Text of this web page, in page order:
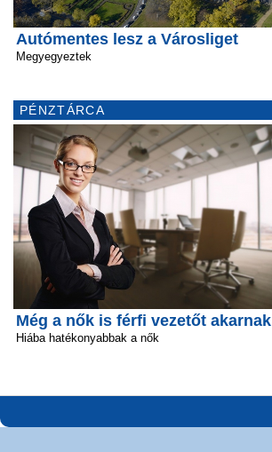
Autómentes lesz a Városliget
Megyegyeztek
PÉNZTÁRCA
Még a nők is férfi vezetőt akarnak
Hiába hatékonyabbak a nők